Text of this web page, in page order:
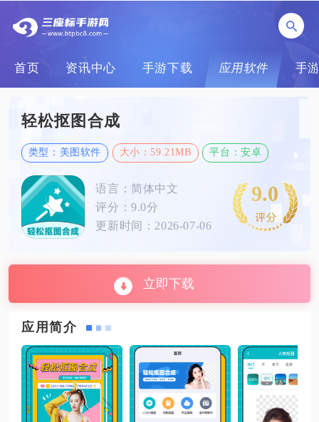
首页 资讯中心 手游下载 应用软件 手
轻松抠图合成
类型：美图软件 大小：59.21MB 平台：安卓
语言：简体中文
评分：9.0分
更新时间：2026-07-06
9.0
立即下载
应用简介